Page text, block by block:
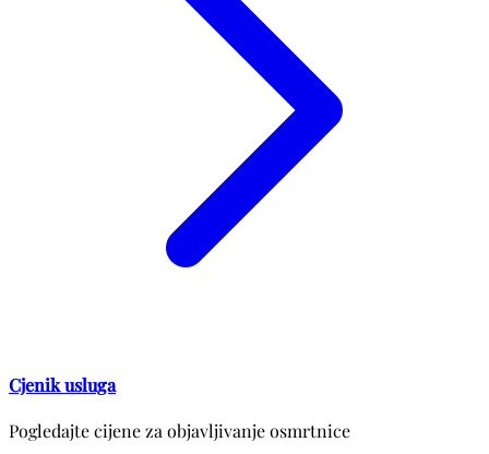
Cjenik usluga
Pogledajte cijene za objavljivanje osmrtnice